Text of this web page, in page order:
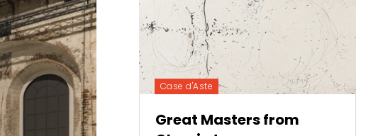
Case d'Aste
Great Masters from